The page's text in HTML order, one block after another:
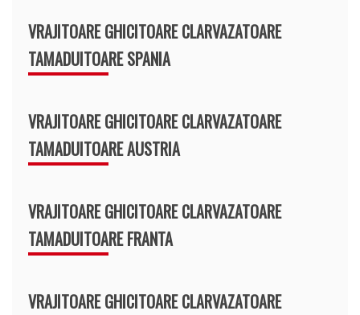
VRAJITOARE GHICITOARE CLARVAZATOARE
TAMADUITOARE SPANIA
VRAJITOARE GHICITOARE CLARVAZATOARE
TAMADUITOARE AUSTRIA
VRAJITOARE GHICITOARE CLARVAZATOARE
TAMADUITOARE FRANTA
VRAJITOARE GHICITOARE CLARVAZATOARE